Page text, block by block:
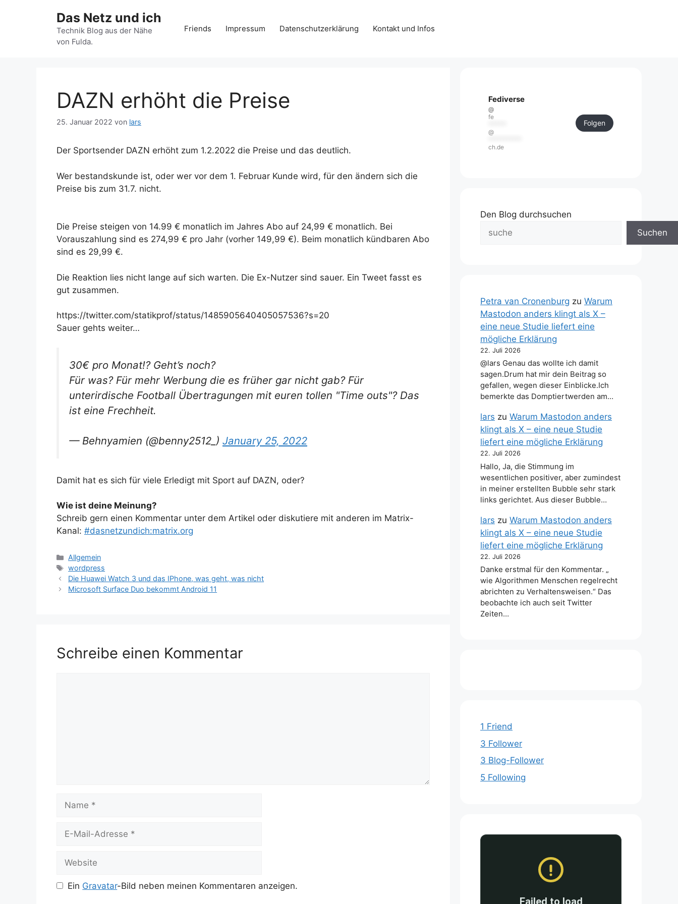
Das Netz und ich
Technik Blog aus der Nähe
von Fulda.
Friends Impressum Datenschutzerklärung Kontakt und Infos
DAZN erhöht die Preise
25. Januar 2022 von lars
Der Sportsender DAZN erhöht zum 1.2.2022 die Preise und das deutlich.
Wer bestandskunde ist, oder wer vor dem 1. Februar Kunde wird, für den ändern sich die
Preise bis zum 31.7. nicht.
Die Preise steigen von 14.99 € monatlich im Jahres Abo auf 24,99 € monatlich. Bei
Vorauszahlung sind es 274,99 € pro Jahr (vorher 149,99 €). Beim monatlich kündbaren Abo
sind es 29,99 €.
Die Reaktion lies nicht lange auf sich warten. Die Ex-Nutzer sind sauer. Ein Tweet fasst es
gut zusammen.
https://twitter.com/statikprof/status/1485905640405057536?s=20
Sauer gehts weiter…
30€ pro Monat!? Geht’s noch?
Für was? Für mehr Werbung die es früher gar nicht gab? Für
unterirdische Football Übertragungen mit euren tollen "Time outs"? Das
ist eine Frechheit.
— Behnyamien (@benny2512_) January 25, 2022
Damit hat es sich für viele Erledigt mit Sport auf DAZN, oder?
Wie ist deine Meinung?
Schreib gern einen Kommentar unter dem Artikel oder diskutiere mit anderen im Matrix-
Kanal: #dasnetzundich:matrix.org
Kategorien
Allgemein
Schlagwörter
wordpress
Die Huawei Watch 3 und das IPhone, was geht, was nicht
Microsoft Surface Duo bekommt Android 11
Schreibe einen Kommentar
Name
Website
Ein Gravatar-Bild neben meinen Kommentaren anzeigen.
Fediverse
@
fe
@
ch.de
Folgen
Den Blog durchsuchen
Suchen
Petra van Cronenburg zu Warum
Mastodon anders klingt als X –
eine neue Studie liefert eine
mögliche Erklärung
22. Juli 2026
@lars Genau das wollte ich damit
sagen.Drum hat mir dein Beitrag so
gefallen, wegen dieser Einblicke.Ich
bemerkte das Domptiertwerden am…
lars zu Warum Mastodon anders
klingt als X – eine neue Studie
liefert eine mögliche Erklärung
22. Juli 2026
Hallo, Ja, die Stimmung im
wesentlichen positiver, aber zumindest
in meiner erstellten Bubble sehr stark
links gerichtet. Aus dieser Bubble…
lars zu Warum Mastodon anders
klingt als X – eine neue Studie
liefert eine mögliche Erklärung
22. Juli 2026
Danke erstmal für den Kommentar. „
wie Algorithmen Menschen regelrecht
abrichten zu Verhaltensweisen.“ Das
beobachte ich auch seit Twitter
Zeiten…
1 Friend
3 Follower
3 Blog-Follower
5 Following